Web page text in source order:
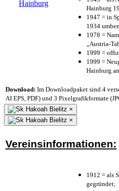
Hainburg
1947 = in
1934
1978 =
„Austria-
1999 =
1999 =
Hainburg
Download: Im Downloadpaket sind 4
AI EPS, PDF) und 3 Pixelgrafikformate
×
×
Vereinsinformationen:
1912 = als
gegründet;